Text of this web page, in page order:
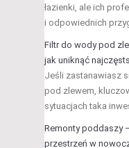
łazienki, ale ich
i odpowiednich
Filtr do wody pod
jak uniknąć
Jeśli zastanawiasz
pod zlewem,
sytuacjach taka
Remonty poddaszy
przestrzeń w